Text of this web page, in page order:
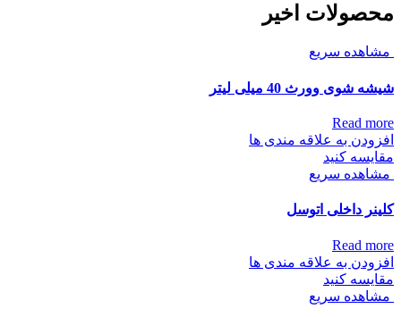
محصولات اخیر
مشاهده سریع
شیشه شوی وورث 40 میلی لیتر
Read more
افزودن به علاقه مندی ها
مقایسه کنید
مشاهده سریع
کلینر داخلی اتوسل
Read more
افزودن به علاقه مندی ها
مقایسه کنید
مشاهده سریع